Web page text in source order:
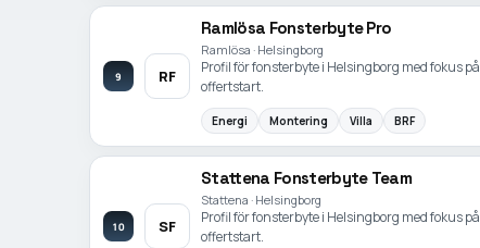
9 RF
Ramlösa Fonsterbyte Pro
Ramlösa · Helsingborg
Profil för fonsterbyte i Helsingborg med fokus
offertstart.
Energi Montering Villa BRF
10 SF
Stattena Fonsterbyte Team
Stattena · Helsingborg
Profil för fonsterbyte i Helsingborg med fokus
offertstart.